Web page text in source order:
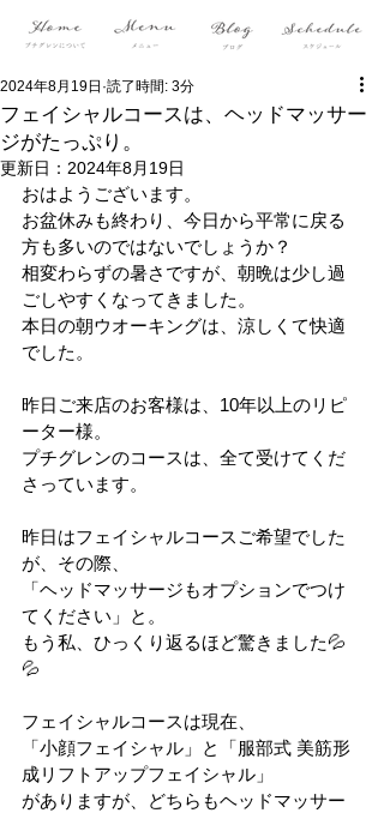
フェイシャルコースは、ヘッドマッサー
ジがたっぷり。
2024年8月19日 読了時間: 3分
更新日： 2024年8月19日
おはようございます。
お盆休みも終わり、今日から平常に戻る
方も多いのではないでしょうか？
相変わらずの暑さですが、朝晩は少し過
ごしやすくなってきました。
本日の朝ウオーキングは、涼しくて快適
でした。
昨日ご来店のお客様は、10年以上のリピ
ーター様。
プチグレンのコースは、全て受けてくだ
さっています。
昨日はフェイシャルコースご希望でした
が、その際、
「ヘッドマッサージもオプションでつけ
てください」と。
もう私、ひっくり返るほど驚きました💦
💦
フェイシャルコースは現在、
「小顔フェイシャル」と「服部式 美筋形
成リフトアップフェイシャル」
がありますが、どちらもヘッドマッサー